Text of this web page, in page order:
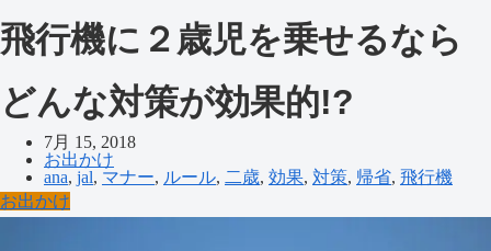
飛行機に２歳児を乗せるなら
どんな対策が効果的!?
7月 15, 2018
お出かけ
ana, jal, マナー, ルール, 二歳, 効果, 対策, 帰省, 飛行機
お出かけ